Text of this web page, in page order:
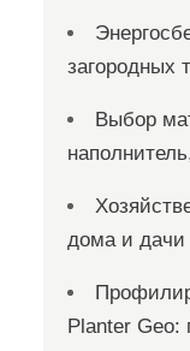
загородных
Выбор
дома и дачи
Planter Geo: